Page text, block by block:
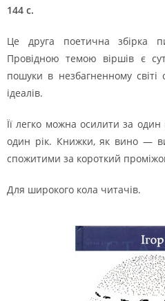
144 с.
Це друга поетична збірка
Провідною темою віршів є
пошуки в незбагненному світі
ідеалів.
Її легко можна осилити за
один рік. Книжки, як вино —
спожитими за короткий
Для широкого кола читачів.